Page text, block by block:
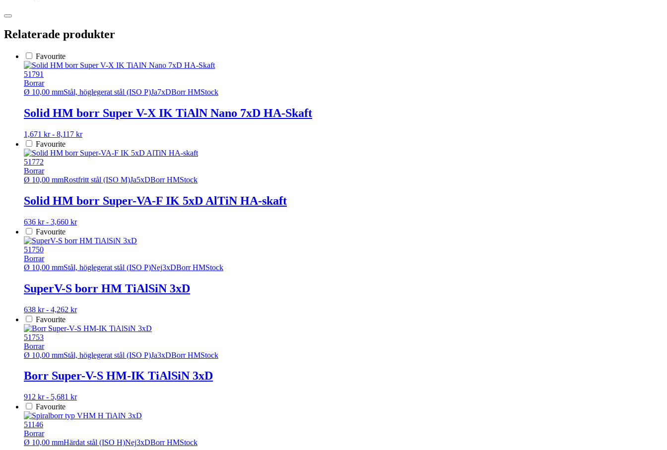
Relaterade produkter
Favourite
51791
Borrar
Ø 10,00 mmStål, höglegerat stål (ISO P)Ja7xDBorr HMStock
Solid HM borr Super V-X IK TiAlN Nano 7xD HA-Skaft
1,671 kr - 8,117 krDen
produkten
varianter.
alternativen
produktsidan
Favourite
51772
Borrar
Ø 10,00 mmRostfritt stål (ISO M)Ja5xDBorr HMStock
Solid HM borr Super-VA-F IK 5xD AlTiN HA-skaft
636 kr - 3,660 krDen
produkten
varianter.
olika
alternativen
väljas
produktsidan
Favourite
51750
Borrar
Ø 10,00 mmStål, höglegerat stål (ISO P)Nej3xDBorr HMStock
SuperV-S borr HM TiAlSiN 3xD
638 kr - 4,262 krDen
produkten
varianter.
olika
alternativen
väljas
produktsidan
Favourite
51753
Borrar
Ø 10,00 mmStål, höglegerat stål (ISO P)Ja3xDBorr HMStock
Borr Super-V-S HM-IK TiAlSiN 3xD
912 kr - 5,681 krDen
produkten
varianter.
Favourite
51146
Borrar
Ø 10,00 mmHärdat stål (ISO H)Nej3xDBorr HMStock